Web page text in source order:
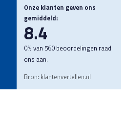
Onze klanten geven ons
gemiddeld:
8.4
0% van 560 beoordelingen raad
ons aan.
Bron: klantenvertellen.nl